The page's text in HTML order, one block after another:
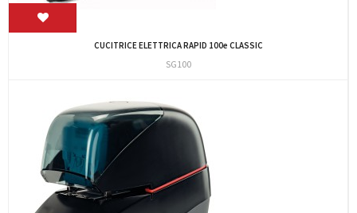
CUCITRICE ELETTRICA RAPID 100e CLASSIC
SG100